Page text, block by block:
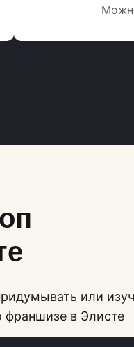
или
франшизе в Элисте